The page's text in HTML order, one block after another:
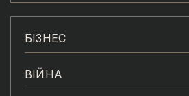
БІЗНЕС
ВІЙНА